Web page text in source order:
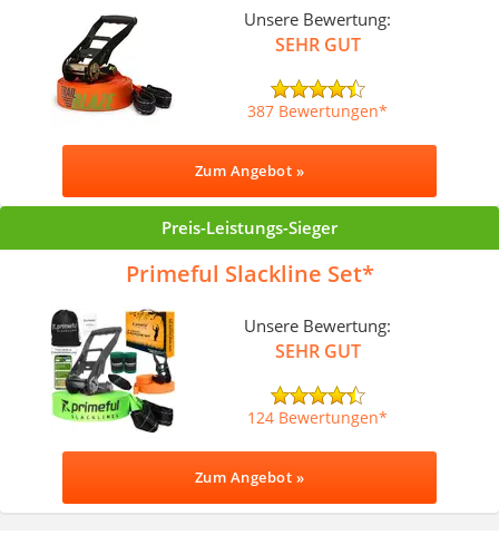
Unsere Bewertung:
SEHR GUT
387 Bewertungen
Zum Angebot »
Preis-Leistungs-Sieger
Primeful Slackline Set
Unsere Bewertung:
SEHR GUT
124 Bewertungen
Zum Angebot »